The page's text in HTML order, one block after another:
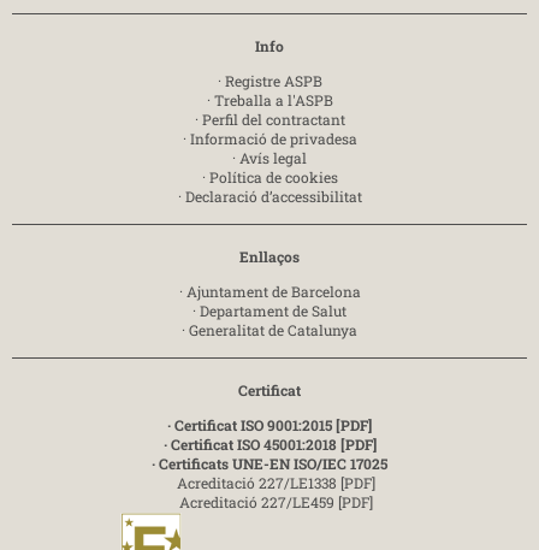
Info
· Registre ASPB
· Treballa a l'ASPB
· Perfil del contractant
· Informació de privadesa
· Avís legal
· Política de cookies
· Declaració d’accessibilitat
Enllaços
· Ajuntament de Barcelona
· Departament de Salut
· Generalitat de Catalunya
Certificat
· Certificat ISO 9001:2015 [PDF]
· Certificat ISO 45001:2018 [PDF]
· Certificats UNE-EN ISO/IEC 17025
Acreditació 227/LE1338 [PDF]
Acreditació 227/LE459 [PDF]